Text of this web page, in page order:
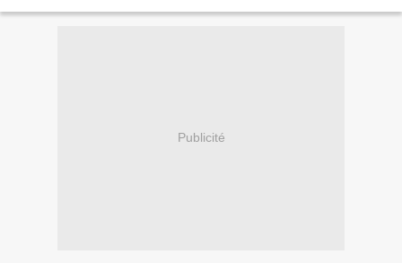
Publicité